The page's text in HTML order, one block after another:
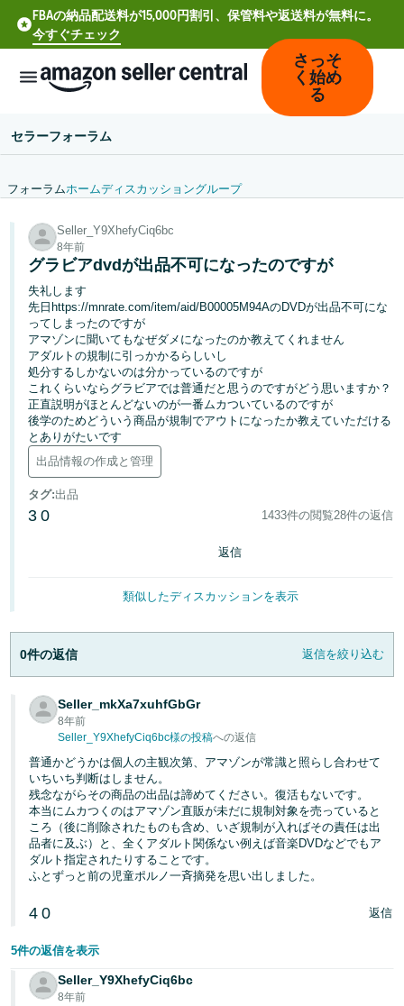
FBAの納品配送料が15,000円割引、保管料や返送料が無料に。
今すぐチェック
文
-
CN
Deutsch
- DE
Español
- ES
Français
- FR
Italiano
- IT
-
KR
日
本
語
-
JP
English
- JP
ロ
グ
ン
さ
っ
そ
く
始
め
る
さっそ
く始め
る
セラーフォーラム
フォーラムホームディスカッショングループ
Seller_Y9XhefyCiq6bc
8年前
グラビアdvdが出品不可になったのですが
失礼します
先日https://mnrate.com/item/aid/B00005M94AのDVDが出品不可にな
ってしまったのですが
アマゾンに聞いてもなぜダメになったのか教えてくれません
アダルトの規制に引っかかるらしいし
処分するしかないのは分かっているのですが
これくらいならグラビアでは普通だと思うのですがどう思いますか？
正直説明がほとんどないのが一番ムカついているのですが
後学のためどういう商品が規制でアウトになったか教えていただける
とありがたいです
出品情報の作成と管理
タグ:出品
3 0 1433件の閲覧28件の返信
返信
類似したディスカッションを表示
0件の返信 返信を絞り込む
Seller_mkXa7xuhfGbGr
8年前
Seller_Y9XhefyCiq6bc様の投稿への返信
普通かどうかは個人の主観次第、アマゾンが常識と照らし合わせて
いちいち判断はしません。
残念ながらその商品の出品は諦めてください。復活もないです。
本当にムカつくのはアマゾン直販が未だに規制対象を売っていると
ころ（後に削除されたものも含め、いざ規制が入ればその責任は出
品者に及ぶ）と、全くアダルト関係ない例えば音楽DVDなどでもア
ダルト指定されたりすることです。
ふとずっと前の児童ポルノ一斉摘発を思い出しました。
4 0 返信
5件の返信を表示
Seller_Y9XhefyCiq6bc
8年前